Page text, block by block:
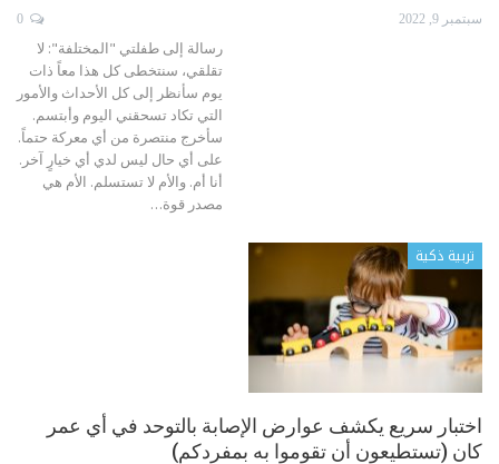
سبتمبر 9, 2022
رسالة إلى طفلتي "المختلفة": لا
تقلقي، سنتخطى كل هذا معاً ذات
يوم سأنظر إلى كل الأحداث والأمور
التي تكاد تسحقني اليوم وأبتسم.
سأخرج منتصرة من أي معركة حتماً.
على أي حال ليس لدي أي خيارٍ آخر.
أنا أم. والأم لا تستسلم. الأم هي
مصدر قوة…
تربية ذكية
اختبار سريع يكشف عوارض الإصابة بالتوحد في أي عمر
كان (تستطيعون أن تقوموا به بمفردكم)